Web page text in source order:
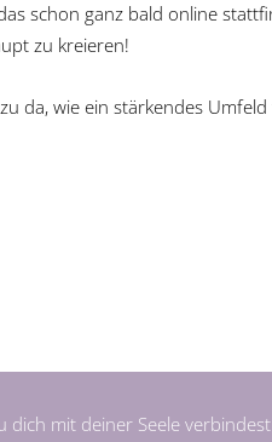
schon ganz bald online
zu kreieren!
da, wie ein stärkendes
dich mit deiner Seele verbindest